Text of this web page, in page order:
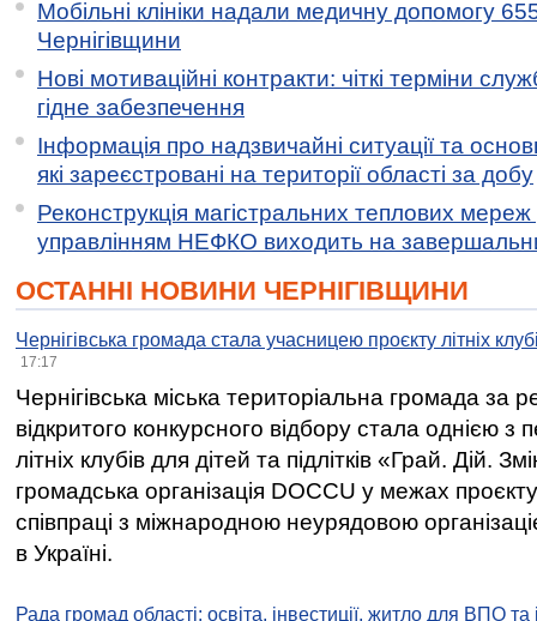
Мобільні клініки надали медичну допомогу
Чернігівщини
Нові мотиваційні контракти: чіткі терміни
гідне забезпечення
Інформація про надзвичайні ситуації та
які зареєстровані на території області за добу
Реконструкція магістральних теплових мереж
управлінням НЕФКО виходить на
ОСТАННІ НОВИНИ ЧЕРНІГІВЩИНИ
Чернігівська громада стала учасницею проєкту літніх
17:17
Чернігівська міська територіальна громада за
відкритого конкурсного відбору стала однією
літніх клубів для дітей та підлітків «Грай. Дій.
громадська організація DOCCU у межах
співпраці з міжнародною неурядовою
в Україні.
Рада громад області: освіта, інвестиції, житло для ВПО